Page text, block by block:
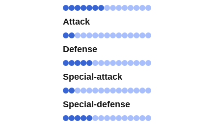
Attack
Defense
Special-attack
Special-defense